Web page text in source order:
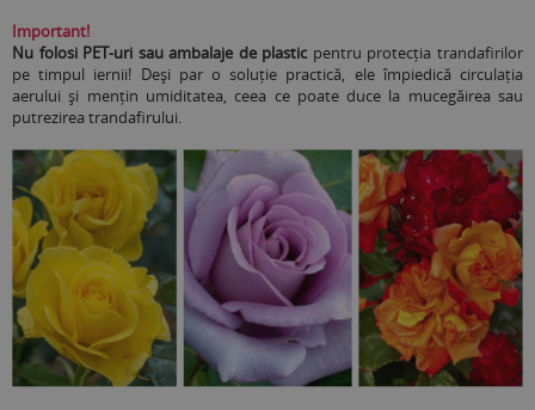
Important!
Nu folosi PET-uri sau ambalaje de plastic pentru protecția trandafirilor
pe timpul iernii! Deși par o soluție practică, ele împiedică circulația
aerului și mențin umiditatea, ceea ce poate duce la mucegăirea sau
putrezirea trandafirului.